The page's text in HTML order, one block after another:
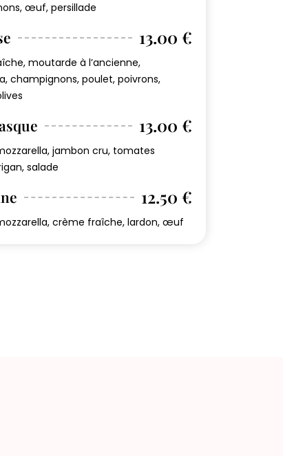
œuf, persillade
13.00 €
moutarde à l’ancienne,
champignons, poulet, poivrons,
13.00 €
jambon cru, tomates
salade
12.50 €
crème fraîche, lardon, œuf